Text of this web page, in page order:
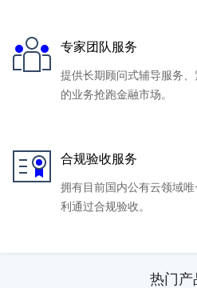
专家团队服务
提供长期顾问式辅导服务
的业务抢跑金融市场。
合规验收服务
拥有目前国内公有云领域
利通过合规验收。
热门产